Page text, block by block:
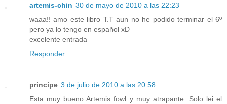
artemis-chin 30 de mayo de 2010 a las 22:23
waaa!! amo este libro T.T aun no he podido terminar el 6º
pero ya lo tengo en español xD
excelente entrada
Responder
principe 3 de julio de 2010 a las 20:58
Esta muy bueno Artemis fowl y muy atrapante. Solo lei el